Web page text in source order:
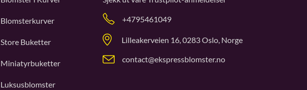
Blomsterkurver
Store Buketter
Miniatyrbuketter
Luksusblomster
+4795461049
Lilleakerveien 16, 0283 Oslo, Norge
contact@ekspressblomster.no